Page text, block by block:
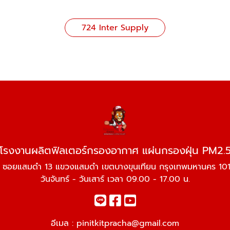
724 Inter Supply
รงงานผลิตฟิลเตอร์กรองอากาศ แผ่นกรองฝุ่น
อยแสมดำ 13 แขวงแสมดำ เขตบางขุนเทียน กรุงเทพมหานคร
วันจันทร์ - วันเสาร์ เวลา 09.00 - 17.00 น.
อีเมล : pinitkitpracha@gmail.com